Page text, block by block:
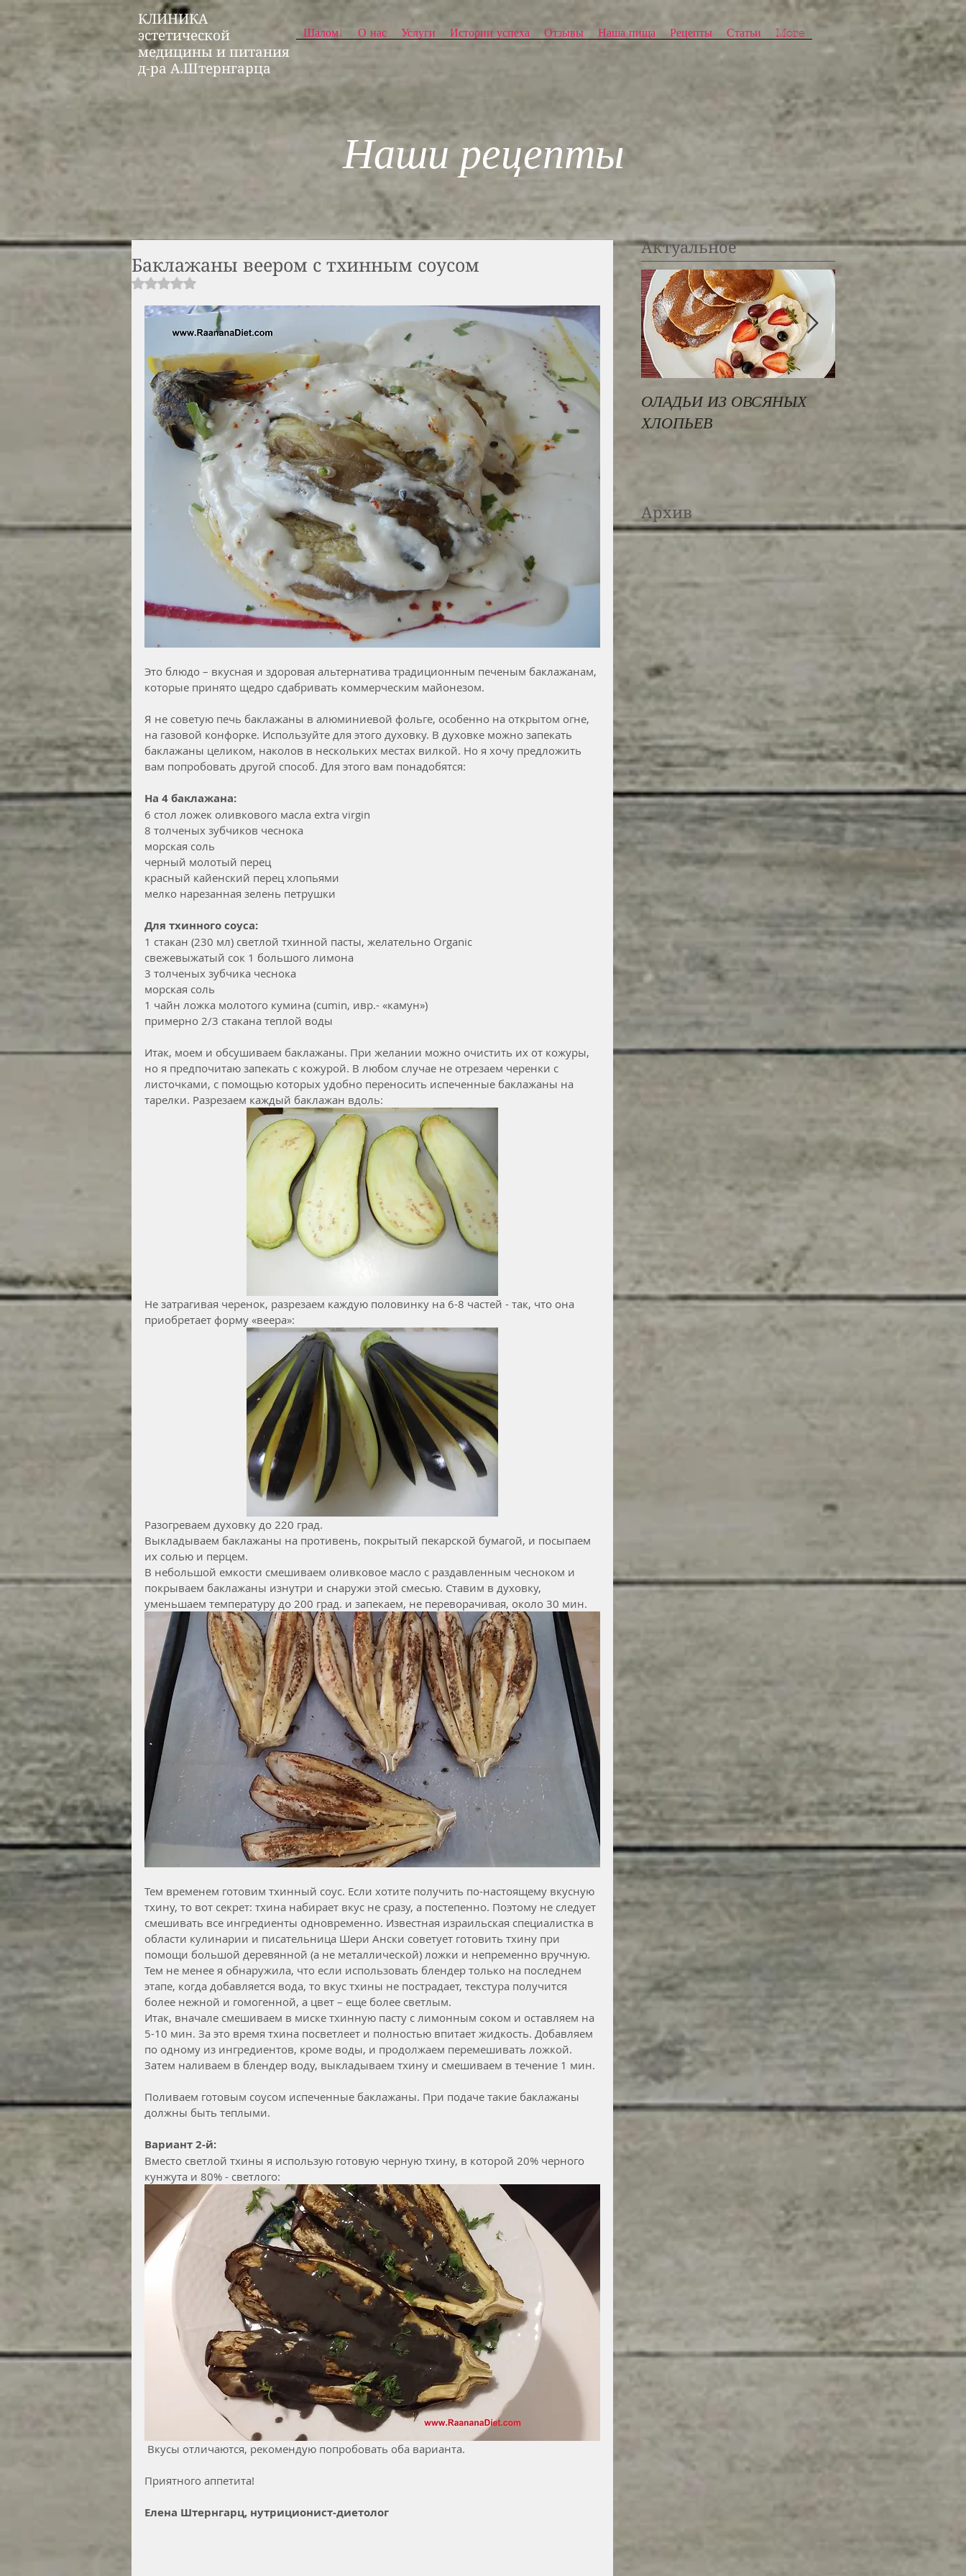
КЛИНИКА
эстетической
медицины и питания
д-ра А.Штернгарца
Шалом! О нас Услуги Истории успеха Отзывы Наша пища Рецепты Статьи More
Наши рецепты
Баклажаны веером с тхинным соусом
Rated NaN out of 5 stars.
Это блюдо – вкусная и здоровая альтернатива традиционным печеным баклажанам,
которые принято щедро сдабривать коммерческим майонезом.
Я не советую печь баклажаны в алюминиевой фольге, особенно на открытом огне,
на газовой конфорке. Используйте для этого духовку. В духовке можно запекать
баклажаны целиком, наколов в нескольких местах вилкой. Но я хочу предложить
вам попробовать другой способ. Для этого вам понадобятся:
На 4 баклажана:
6 стол ложек оливкового масла extra virgin
8 толченых зубчиков чеснока
морская соль
черный молотый перец
красный кайенский перец хлопьями
мелко нарезанная зелень петрушки
Для тхинного соуса:
1 стакан (230 мл) светлой тхинной пасты, желательно Organic
свежевыжатый сок 1 большого лимона
3 толченых зубчика чеснока
морская соль
1 чайн ложка молотого кумина (cumin, ивр.- «камун»)
примерно 2/3 стакана теплой воды
Итак, моем и обсушиваем баклажаны. При желании можно очистить их от кожуры,
но я предпочитаю запекать с кожурой. В любом случае не отрезаем черенки с
листочками, с помощью которых удобно переносить испеченные баклажаны на
тарелки. Разрезаем каждый баклажан вдоль:
Не затрагивая черенок, разрезаем каждую половинку на 6-8 частей - так, что она
приобретает форму «веера»:
Разогреваем духовку до 220 град.
Выкладываем баклажаны на противень, покрытый пекарской бумагой, и посыпаем
их солью и перцем.
В небольшой емкости смешиваем оливковое масло с раздавленным чесноком и
покрываем баклажаны изнутри и снаружи этой смесью. Ставим в духовку,
уменьшаем температуру до 200 град. и запекаем, не переворачивая, около 30 мин.
Тем временем готовим тхинный соус. Если хотите получить по-настоящему вкусную
тхину, то вот секрет: тхина набирает вкус не сразу, а постепенно. Поэтому не следует
смешивать все ингредиенты одновременно. Известная израильская специалистка в
области кулинарии и писательница Шери Ански советует готовить тхину при
помощи большой деревянной (а не металлической) ложки и непременно вручную.
Тем не менее я обнаружила, что если использовать блендер только на последнем
этапе, когда добавляется вода, то вкус тхины не пострадает, текстура получится
более нежной и гомогенной, а цвет – еще более светлым.
Итак, вначале смешиваем в миске тхинную пасту с лимонным соком и оставляем на
5-10 мин. За это время тхина посветлеет и полностью впитает жидкость. Добавляем
по одному из ингредиентов, кроме воды, и продолжаем перемешивать ложкой.
Затем наливаем в блендер воду, выкладываем тхину и смешиваем в течение 1 мин.
Поливаем готовым соусом испеченные баклажаны. При подаче такие баклажаны
должны быть теплыми.
Вариант 2-й:
Вместо светлой тхины я использую готовую черную тхину, в которой 20% черного
кунжута и 80% - светлого:
Вкусы отличаются, рекомендую попробовать оба варианта.
Приятного аппетита!
Елена Штернгарц, нутриционист-диетолог
Актуальное
ОЛАДЬИ ИЗ ОВСЯНЫХ
ХЛОПЬЕВ
Архив